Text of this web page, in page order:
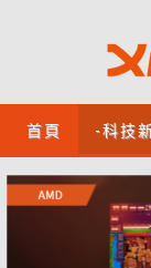
首頁 -科技